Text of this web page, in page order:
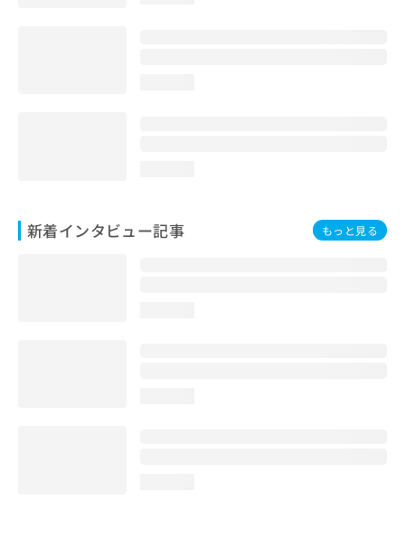
新着インタビュー記事 もっと見る